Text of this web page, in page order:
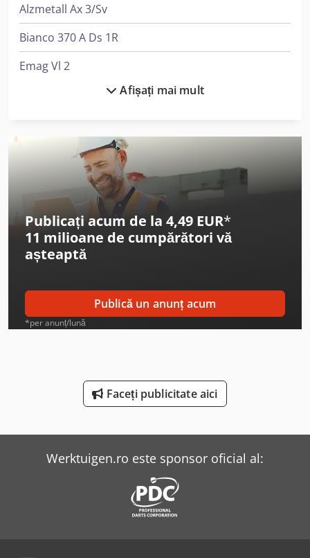
Alzmetall Ax 3/Sv
Bianco 370 A Ds 1R
Emag Vl 2
Index Ms22-6
Linde D12
Linde L 10
Linde L 12
Linde L 14
Linde Reachstacker
Linde Sideloader
Linde V
Afișați mai mult
Publicați acum de la 4,49 EUR*
11 milioane de cumpărători vă
așteaptă
Publică un anunț acum
*per anunț/lună
Faceți publicitate aici
Werktuigen.ro este sponsor oficial al: